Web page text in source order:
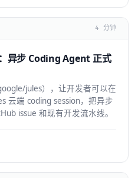
4 分钟
异步 Coding Agent 正式
jules），让开发者可以在
云端 coding session，把异步
issue 和现有开发流水线。